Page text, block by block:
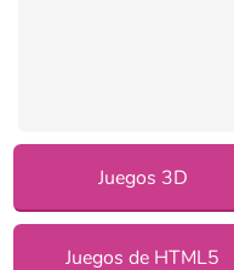
Juegos 3D
Juegos de HTML5